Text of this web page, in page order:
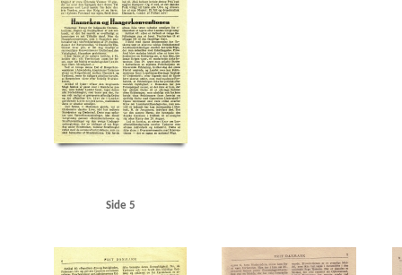
Side 5